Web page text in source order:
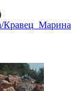
Кравец_Марина